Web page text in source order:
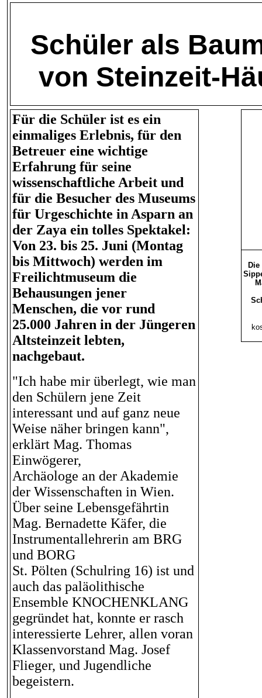
Schüler als
von Steinzeit-
Für die Schüler ist es ein
einmaliges Erlebnis, für den
Betreuer eine wichtige
Erfahrung für seine
wissenschaftliche Arbeit und
für die Besucher des Museums
für Urgeschichte in Asparn an
der Zaya ein tolles Spektakel:
Von 23. bis 25. Juni (Montag
bis Mittwoch) werden im
Freilichtmuseum die
Behausungen jener
Menschen, die vor rund
25.000 Jahren in der Jüngeren
Altsteinzeit lebten,
nachgebaut.
"Ich habe mir überlegt, wie man
den Schülern jene Zeit
interessant und auf ganz neue
Weise näher bringen kann",
erklärt Mag. Thomas
Einwögerer,
Archäologe an der Akademie
der Wissenschaften in Wien.
Über seine Lebensgefährtin
Mag. Bernadette Käfer, die
Instrumentallehrerin am BRG
und BORG
St. Pölten (Schulring 16) ist und
auch das paläolithische
Ensemble KNOCHENKLANG
gegründet hat, konnte er rasch
interessierte Lehrer, allen voran
Klassenvorstand Mag. Josef
Flieger, und Jugendliche
begeistern.